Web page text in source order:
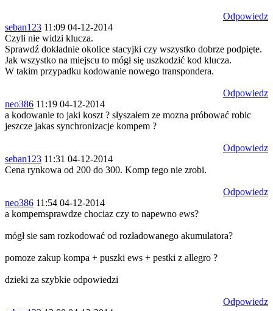
Odpowiedz
seban123 11:09 04-12-2014
Czyli nie widzi klucza.
Sprawdź dokładnie okolice stacyjki czy wszystko dobrze podpięte.
Jak wszystko na miejscu to mógł się uszkodzić kod klucza.
W takim przypadku kodowanie nowego transpondera.
Odpowiedz
neo386 11:19 04-12-2014
a kodowanie to jaki koszt ? słyszałem ze mozna próbować robic
jeszcze jakas synchronizacje kompem ?
Odpowiedz
seban123 11:31 04-12-2014
Cena rynkowa od 200 do 300. Komp tego nie zrobi.
Odpowiedz
neo386 11:54 04-12-2014
a kompemsprawdze chociaz czy to napewno ews?
mógł sie sam rozkodować od rozładowanego akumulatora?
pomoze zakup kompa + puszki ews + pestki z allegro ?
dzieki za szybkie odpowiedzi
Odpowiedz